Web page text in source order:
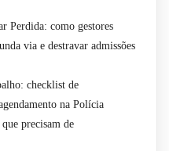
Perdida: como gestores
via e destravar admissões
checklist de
na Polícia
precisam de